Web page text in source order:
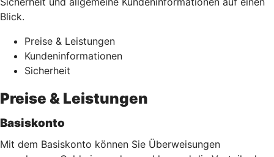
Blick.
Preise & Leistungen
Kundeninformationen
Sicherheit
Preise & Leistungen
Basiskonto
Mit dem Basiskonto können Sie Überweisungen